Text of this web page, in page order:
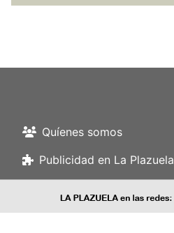
Quíenes somos
Publicidad en La Plazuela